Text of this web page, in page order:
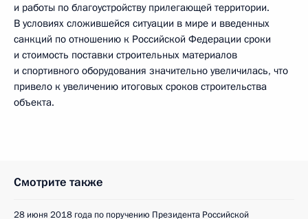
и работы по благоустройству прилегающей территории.
В условиях сложившейся ситуации в мире и введенных
санкций по отношению к Российской Федерации сроки
и стоимость поставки строительных материалов
и спортивного оборудования значительно увеличилась, что
привело к увеличению итоговых сроков строительства
объекта.
Смотрите также
28 июня 2018 года по поручению Президента Российской